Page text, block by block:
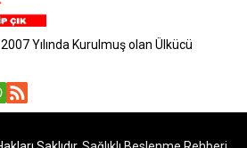
Yılında Kurulmuş olan Ülkücü